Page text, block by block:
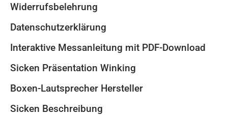
Widerrufsbelehrung
Datenschutzerklärung
Interaktive Messanleitung mit PDF-Download
Sicken Präsentation Winking
Boxen-Lautsprecher Hersteller
Sicken Beschreibung